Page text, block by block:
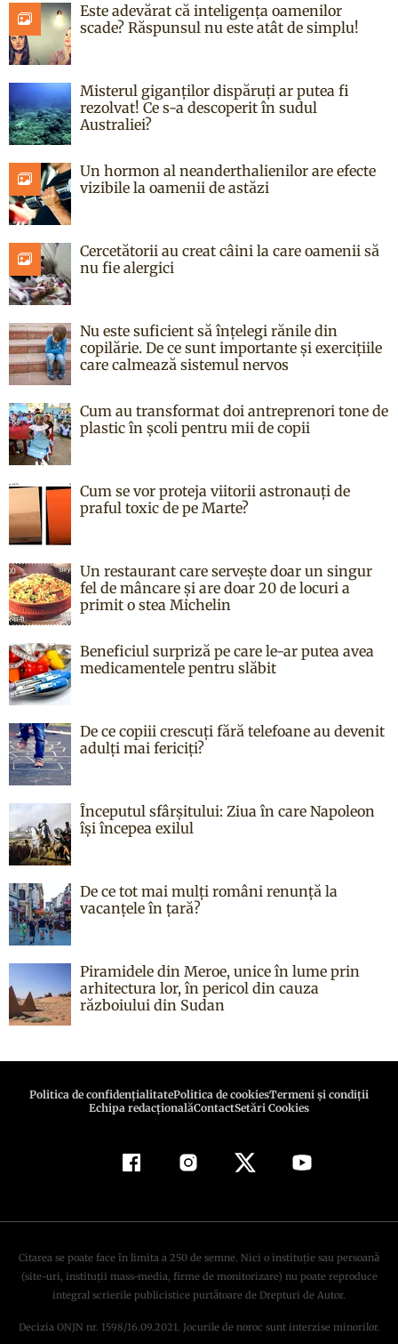
Este adevărat că inteligența oamenilor
scade? Răspunsul nu este atât de simplu!
Misterul giganților dispăruți ar putea fi
rezolvat! Ce s-a descoperit în sudul
Australiei?
Un hormon al neanderthalienilor are efecte
vizibile la oamenii de astăzi
Cercetătorii au creat câini la care oamenii să
nu fie alergici
Nu este suficient să înțelegi rănile din
copilărie. De ce sunt importante și exercițiile
care calmează sistemul nervos
Cum au transformat doi antreprenori tone de
plastic în școli pentru mii de copii
Cum se vor proteja viitorii astronauți de
praful toxic de pe Marte?
Un restaurant care servește doar un singur
fel de mâncare și are doar 20 de locuri a
primit o stea Michelin
Beneficiul surpriză pe care le-ar putea avea
medicamentele pentru slăbit
De ce copiii crescuți fără telefoane au devenit
adulți mai fericiți?
Începutul sfârşitului: Ziua în care Napoleon
îşi începea exilul
De ce tot mai mulți români renunță la
vacanțele în țară?
Piramidele din Meroe, unice în lume prin
arhitectura lor, în pericol din cauza
războiului din Sudan
Politica de confidenţialitatePolitica de cookiesTermeni şi condiţii
Echipa redacționalăContactSetări Cookies
Citarea se poate face în limita a 250 de semne. Nici o instituţie sau persoană
(site-uri, instituţii mass-media, firme de monitorizare) nu poate reproduce
integral scrierile publicistice purtătoare de Drepturi de Autor.
Decizia ONJN nr. 1598/16.09.2021. Jocurile de noroc sunt interzise minorilor.